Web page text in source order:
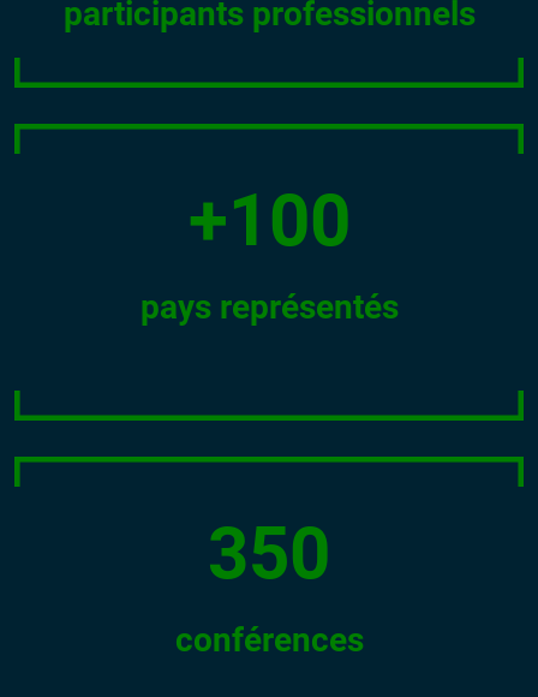
participants professionnels
+100
pays représentés
350
conférences